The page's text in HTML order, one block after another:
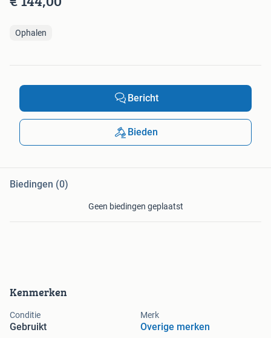
Kenmerken
Conditie
Gebruikt
Merk
Overige merken
Ophalen
Bericht
Bieden
Biedingen (0)
Geen biedingen geplaatst